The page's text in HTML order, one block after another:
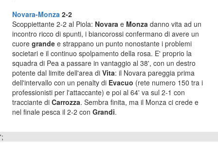
Novara-Monza 2-2
Scoppiettante 2-2 al Piola: Novara e Monza danno vita ad un
incontro ricco di spunti, i biancorossi confermano di avere un
cuore grande e strappano un punto nonostante i problemi
societari e il continuo spolpamento della rosa. E' proprio la
squadra di Pea a passare in vantaggio al 38', con un destro
potente dal limite dell'area di Vita: il Novara pareggia prima
dell'intervallo con un penalty di Evacuo (rete numero 150 tra i
professionisti per l'attaccante) e poi al 64' va sul 2-1 con
tracciante di Carrozza. Sembra finita, ma il Monza ci crede e
nel finale pesca il 2-2 con Grandi.
';